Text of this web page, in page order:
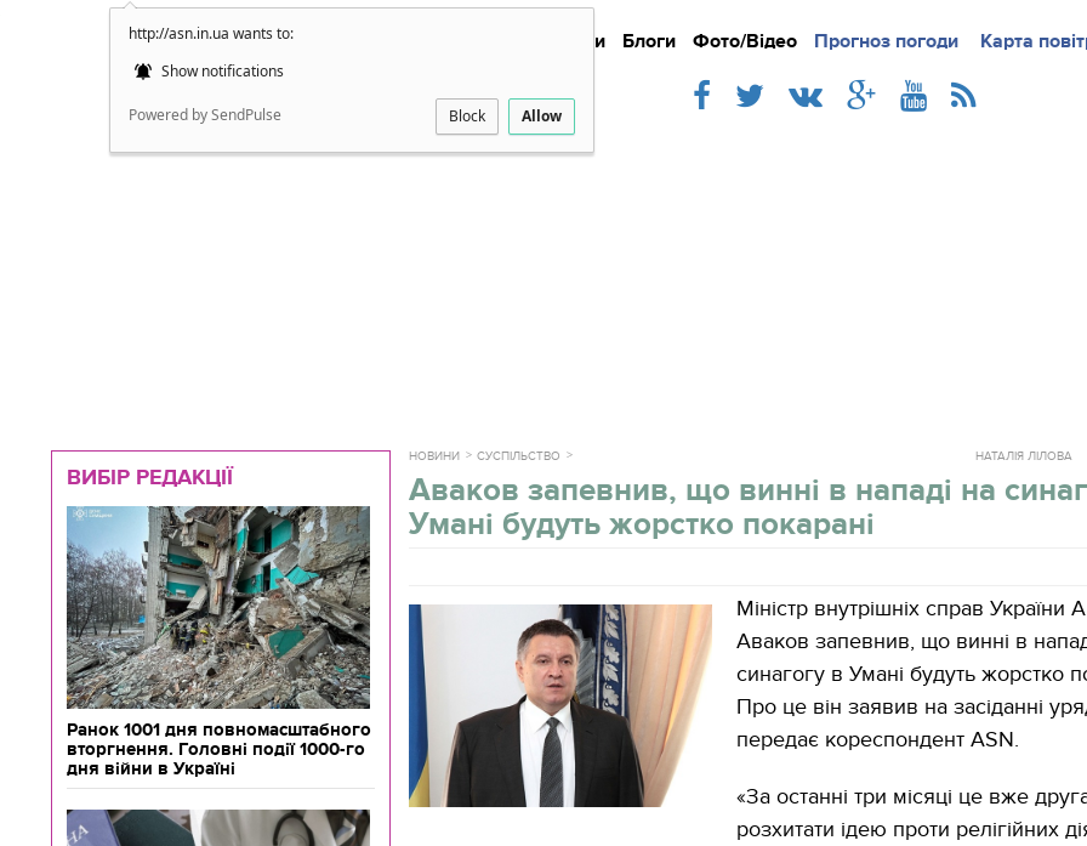
http://asn.in.ua wants to:
Show notifications
Powered by SendPulse Block Allow
Новини Блоги Фото/Відео Прогноз погоди Карта
Докладно Новини
ВИБІР РЕДАКЦІЇ
Ранок 1001 дня повномасштабного
вторгнення. Головні події 1000-го
дня війни в Україні
НОВИНИ СУСПІЛЬСТВО НАТАЛІЯ ЛІЛОВА
Аваков запевнив, що винні в нападі на
Умані будуть жорстко покарані
Міністр внутрішніх справ України
Аваков запевнив, що винні в
синагогу в Умані будуть жорстко
Про це він заявив на засіданні
передає кореспондент ASN.
«За останні три місяці це вже
розхитати ідею проти релігійних